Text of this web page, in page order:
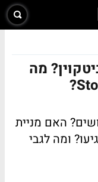
מה
האם מניית
ומה לגבי